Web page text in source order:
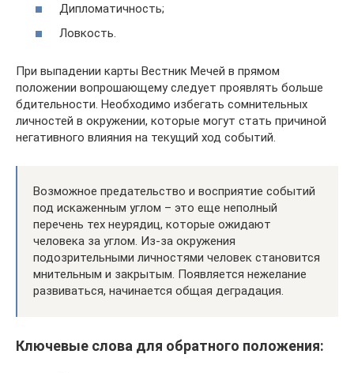
Дипломатичность;
Ловкость.
При выпадении карты Вестник Мечей в прямом
положении вопрошающему следует проявлять больше
бдительности. Необходимо избегать сомнительных
личностей в окружении, которые могут стать причиной
негативного влияния на текущий ход событий.
Возможное предательство и восприятие событий
под искаженным углом – это еще неполный
перечень тех неурядиц, которые ожидают
человека за углом. Из-за окружения
подозрительными личностями человек становится
мнительным и закрытым. Появляется нежелание
развиваться, начинается общая деградация.
Ключевые слова для обратного положения: